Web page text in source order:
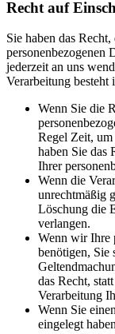
Recht auf
Sie haben das
personenbezogenen
jederzeit an uns
Verarbeitung besteht
Wenn Sie die
Regel Zeit,
haben Sie das
Ihrer
Wenn die
unrechtmäßig
Löschung die
verlangen.
Wenn wir Ihre
benötigen, Sie
das Recht,
Verarbeitung
Wenn Sie
eingelegt